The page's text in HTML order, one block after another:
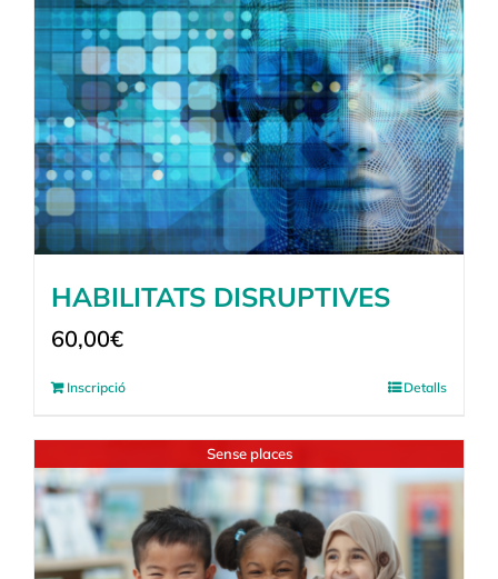
HABILITATS DISRUPTIVES
60,00€
Inscripció Detalls
Sense places